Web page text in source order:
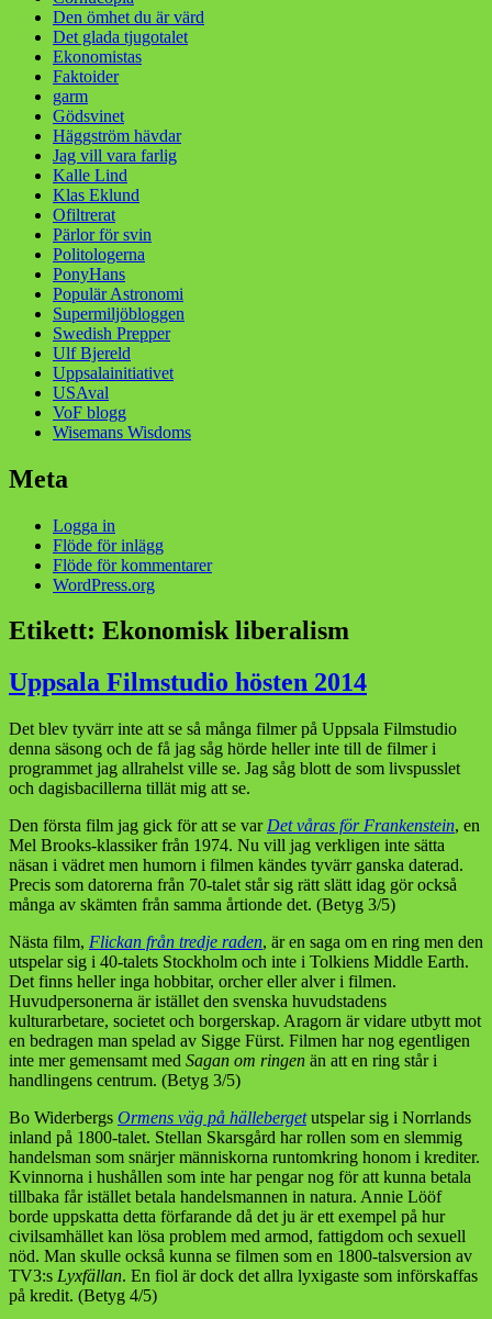
Den ömhet du är värd
Det glada tjugotalet
Ekonomistas
Faktoider
garm
Gödsvinet
Häggström hävdar
Jag vill vara farlig
Kalle Lind
Klas Eklund
Ofiltrerat
Pärlor för svin
Politologerna
PonyHans
Populär Astronomi
Supermiljöbloggen
Swedish Prepper
Ulf Bjereld
Uppsalainitiativet
USAval
VoF blogg
Wisemans Wisdoms
Meta
Logga in
Flöde för inlägg
Flöde för kommentarer
WordPress.org
Etikett: Ekonomisk liberalism
Uppsala Filmstudio hösten 2014
Det blev tyvärr inte att se så många filmer på Uppsala Filmstudio
denna säsong och de få jag såg hörde heller inte till de filmer i
programmet jag allrahelst ville se. Jag såg blott de som livspusslet
och dagisbacillerna tillät mig att se.
Den första film jag gick för att se var Det våras för Frankenstein, en
Mel Brooks-klassiker från 1974. Nu vill jag verkligen inte sätta
näsan i vädret men humorn i filmen kändes tyvärr ganska daterad.
Precis som datorerna från 70-talet står sig rätt slätt idag gör också
många av skämten från samma årtionde det. (Betyg 3/5)
Nästa film, Flickan från tredje raden, är en saga om en ring men den
utspelar sig i 40-talets Stockholm och inte i Tolkiens Middle Earth.
Det finns heller inga hobbitar, orcher eller alver i filmen.
Huvudpersonerna är istället den svenska huvudstadens
kulturarbetare, societet och borgerskap. Aragorn är vidare utbytt mot
en bedragen man spelad av Sigge Fürst. Filmen har nog egentligen
inte mer gemensamt med Sagan om ringen än att en ring står i
handlingens centrum. (Betyg 3/5)
Bo Widerbergs Ormens väg på hällebergetutspelar sig i Norrlands
inland på 1800-talet. Stellan Skarsgård har rollen som en slemmig
handelsman som snärjer människorna runtomkring honom i krediter.
Kvinnorna i hushållen som inte har pengar nog för att kunna betala
tillbaka får istället betala handelsmannen in natura. Annie Lööf
borde uppskatta detta förfarande då det ju är ett exempel på hur
civilsamhället kan lösa problem med armod, fattigdom och sexuell
nöd. Man skulle också kunna se filmen som en 1800-talsversion av
TV3:s Lyxfällan. En fiol är dock det allra lyxigaste som införskaffas
på kredit. (Betyg 4/5)